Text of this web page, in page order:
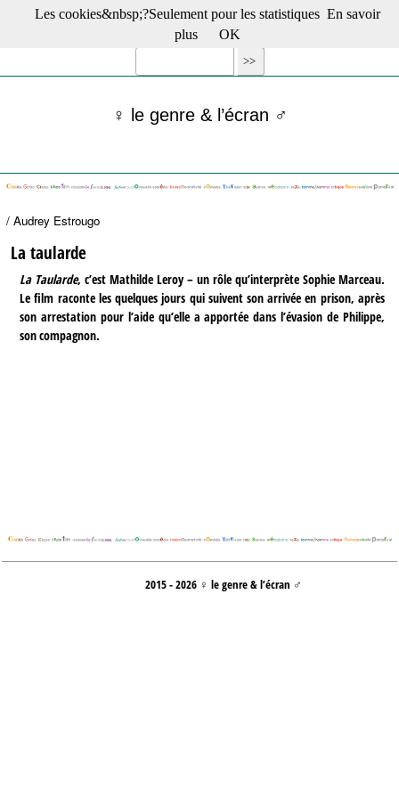
☰ Menu
Films récents
Films -TV/plates-formes
Archives
S’abonner à la Lettre !
♀ le genre & l’écran ♂
/ Audrey Estrougo
La taularde
La Taularde, c’est Mathilde Leroy – un rôle qu’interprète Sophie Marceau.
Le film raconte les quelques jours qui suivent son arrivée en prison, après
son arrestation pour l’aide qu’elle a apportée dans l’évasion de Philippe,
son compagnon.
2015 - 2026 ♀ le genre & l’écran ♂
Les cookies&nbsp;?Seulement pour les statistiques En savoir
plus
OK